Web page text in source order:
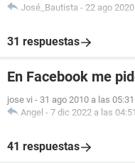
José_Bautista - 22 ago
31 respuestas
En Facebook me
jose vi - 31 ago 2010 a las 05:31
Angel - 7 dic 2022 a las 04:51
41 respuestas